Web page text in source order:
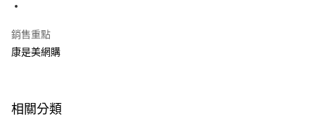
運送方式
宅配-下單後3-5個工作天配送(不含預購品)，箱購品分箱出貨
銷售重點
康是美網購
相關分類